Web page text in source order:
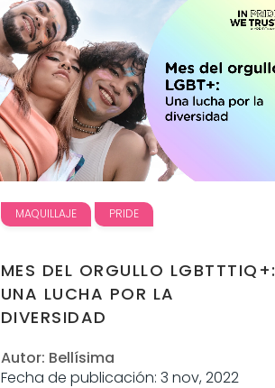
MAQUILLAJE PRIDE
MES DEL ORGULLO LGBTTTIQ+:
UNA LUCHA POR LA
DIVERSIDAD
Autor: Bellísima
Fecha de publicación: 3 nov, 2022